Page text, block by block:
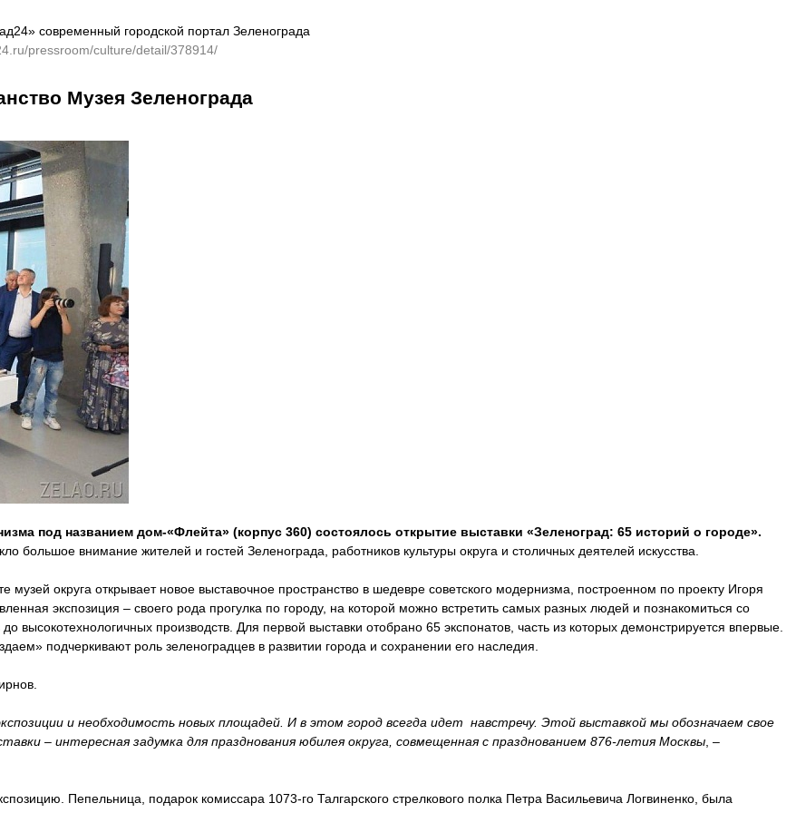
современный городской портал Зеленограда
pressroom/culture/detail/378914/
Музея Зеленограда
под названием дом-«Флейта» (корпус 360) состоялось открытие выставки «Зеленоград: 65 историй о городе».
внимание жителей и гостей Зеленограда, работников культуры округа и столичных деятелей искусства.
музей округа открывает новое выставочное пространство в шедевре советского модернизма, построенном по проекту Игоря
экспозиция – своего рода прогулка по городу, на которой можно встретить самых разных людей и познакомиться со
высокотехнологичных производств. Для первой выставки отобрано 65 экспонатов, часть из которых демонстрируется впервые.
подчеркивают роль зеленоградцев в развитии города и сохранении его наследия.
и необходимость новых площадей. И в этом город всегда идет навстречу. Этой выставкой мы обозначаем свое
– интересная задумка для празднования юбилея округа, совмещенная с празднованием 876-летия Москвы , –
Пепельница, подарок комиссара 1073-го Талгарского стрелкового полка Петра Васильевича Логвиненко, была